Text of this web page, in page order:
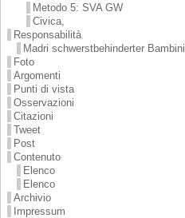
Metodo 5: SVA GW
Civica,
Responsabilità
Madri schwerstbehinderter Bambini
Foto
Argomenti
Punti di vista
Osservazioni
Citazioni
Tweet
Post
Contenuto
Elenco
Elenco
Archivio
Impressum